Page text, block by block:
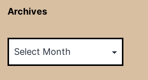
Archives